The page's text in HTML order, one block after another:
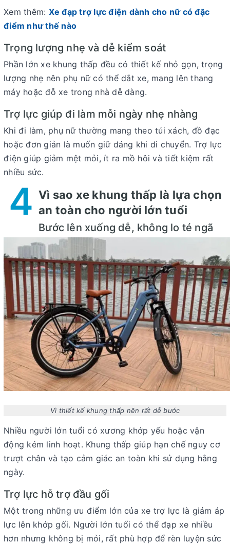
Xem thêm: Xe đạp trợ lực điện dành cho nữ có đặc
điểm như thế nào
Trọng lượng nhẹ và dễ kiểm soát
Phần lớn xe khung thấp đều có thiết kế nhỏ gọn, trọng
lượng nhẹ nên phụ nữ có thể dắt xe, mang lên thang
máy hoặc đỗ xe trong nhà dễ dàng.
Trợ lực giúp đi làm mỗi ngày nhẹ nhàng
Khi đi làm, phụ nữ thường mang theo túi xách, đồ đạc
hoặc đơn giản là muốn giữ dáng khi di chuyển. Trợ lực
điện giúp giảm mệt mỏi, ít ra mồ hôi và tiết kiệm rất
nhiều sức.
4 Vì sao xe khung thấp là lựa chọn
an toàn cho người lớn tuổi
Bước lên xuống dễ, không lo té ngã
Vì thiết kế khung thấp nên rất dễ bước
Nhiều người lớn tuổi có xương khớp yếu hoặc vận
động kém linh hoạt. Khung thấp giúp hạn chế nguy cơ
trượt chân và tạo cảm giác an toàn khi sử dụng hằng
ngày.
Trợ lực hỗ trợ đầu gối
Một trong những ưu điểm lớn của xe trợ lực là giảm áp
lực lên khớp gối. Người lớn tuổi có thể đạp xe nhiều
hơn nhưng không bị mỏi, rất phù hợp để rèn luyện sức